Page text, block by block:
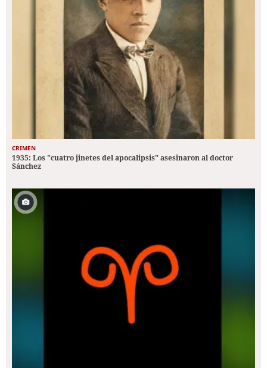
CRIMEN
1935: Los "cuatro jinetes del apocalipsis" asesinaron al doctor
Sánchez